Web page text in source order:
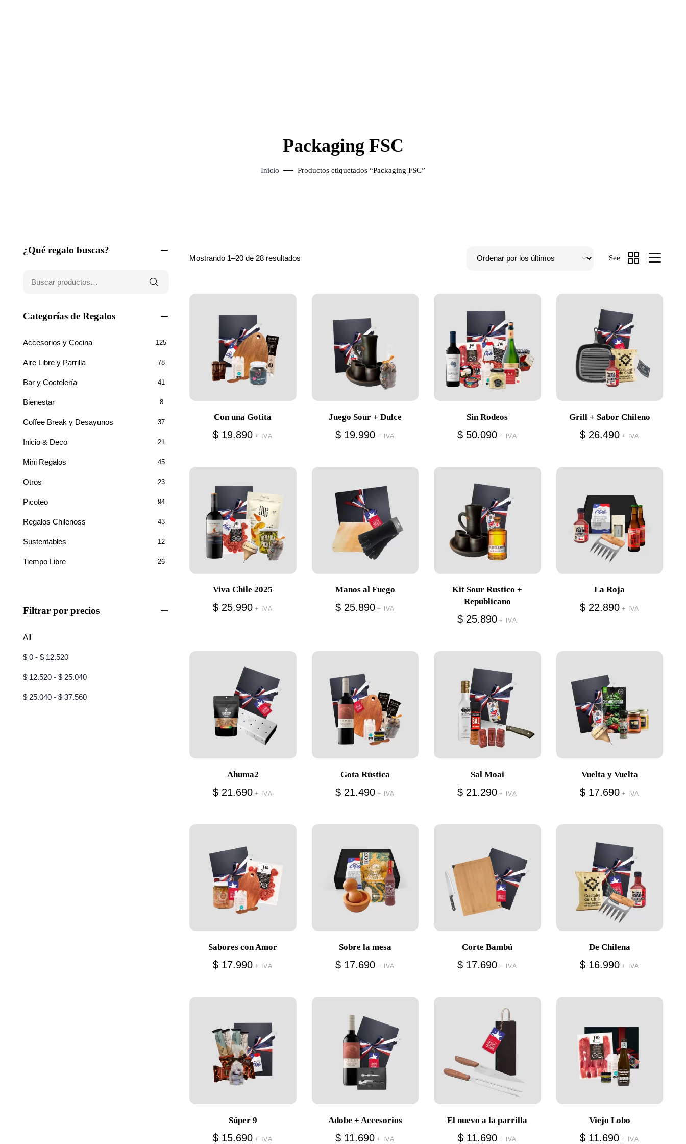
Packaging FSC
Inicio Productos etiquetados “Packaging FSC”
Mostrando 1–20 de 28 resultados See
Con una Gotita
$ 19.890 + IVA
Juego Sour + Dulce
$19.990 + IVA
Sin Rodeos
$ 50.090 + IVA
Grill + Sabor Chileno
$26.490 + IVA
Viva Chile 2025
$ 25.990 + IVA
Manos al Fuego
$25.890 + IVA
Kit Sour Rustico +
Republicano
$ 25.890 + IVA
La Roja
$22.890 + IVA
Ahuma2
$ 21.690 + IVA
Gota Rústica
$21.490 + IVA
Sal Moai
$ 21.290 + IVA
Vuelta y Vuelta
$17.690 + IVA
Sabores con Amor
$ 17.990 + IVA
Sobre la mesa
$17.690 + IVA
Corte Bambú
$ 17.690 + IVA
De Chilena
$16.990 + IVA
Súper 9
$ 15.690 + IVA
Adobe + Accesorios
$ 11.690 + IVA
El nuevo a la parrilla
$11.690 + IVA
Viejo Lobo
$ 11.690 + IVA
¿Qué regalo buscas?
Categorías de Regalos
Accesorios y Cocina 125
Aire Libre y Parrilla 78
Bar y Coctelería 41
Bienestar 8
Coffee Break y Desayunos 37
Inicio & Deco 21
Mini Regalos 45
Otros 23
Picoteo 94
Regalos Chilenoss 43
Sustentables 12
Tiempo Libre 26
Filtrar por precios
All
$ 0 - $ 12.520
$ 12.520 - $ 25.040
$ 25.040 - $ 37.560